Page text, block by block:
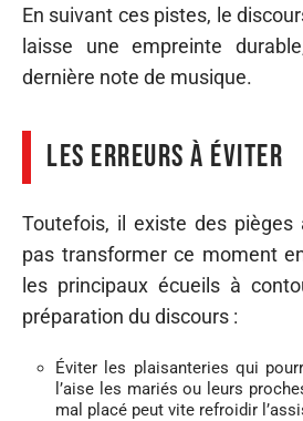
En suivant ces pistes, le
laisse une empreinte
dernière note de musique.
Les erreurs à éviter
Toutefois, il existe des pièges
pas transformer ce moment
les principaux écueils à
préparation du discours :
Éviter les plaisanteries qui
l’aise les mariés ou leurs
mal placé peut vite refroidir